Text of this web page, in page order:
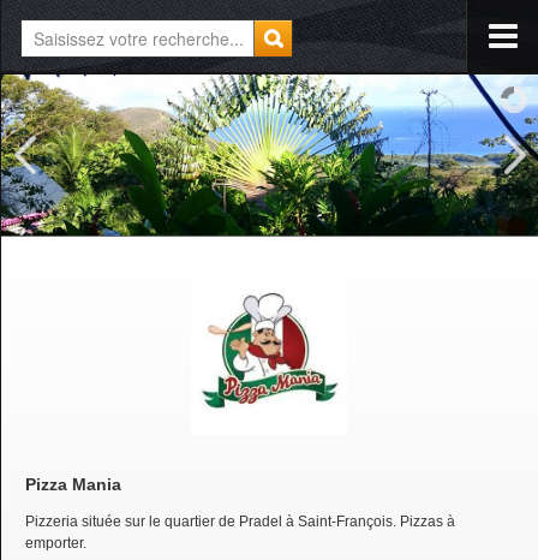
Pizza Mania
Pizzeria située sur le quartier de Pradel à Saint-François. Pizzas à
emporter.